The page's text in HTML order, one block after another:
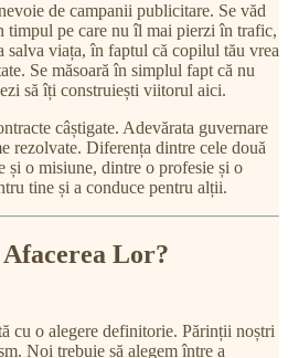
de campanii publicitare. Se văd
timpul pe care nu îl mai pierzi în trafic,
salva viața, în faptul că copilul tău vrea
Se măsoară în simplul fapt că nu
să îți construiești viitorul aici.
câștigate. Adevărata guvernare
rezolvate. Diferența dintre cele două
și o misiune, dintre o profesie și o
tine și a conduce pentru alții.
Afacerea Lor?
cu o alegere definitorie. Părinții noștri
Noi trebuie să alegem între a